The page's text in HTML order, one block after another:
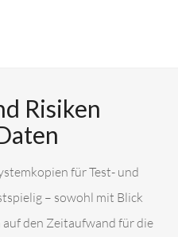
Risiken
für Test- und
– sowohl mit Blick
auf den Zeitaufwand für die